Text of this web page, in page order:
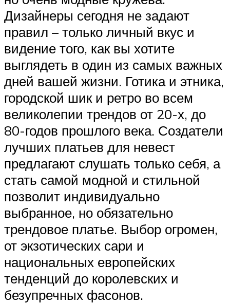
Дизайнеры сегодня не задают
правил – только личный вкус и
видение того, как вы хотите
выглядеть в один из самых важных
дней вашей жизни. Готика и этника,
городской шик и ретро во всем
великолепии трендов от 20-х, до
80-годов прошлого века. Создатели
лучших платьев для невест
предлагают слушать только себя, а
стать самой модной и стильной
позволит индивидуально
выбранное, но обязательно
трендовое платье. Выбор огромен,
от экзотических сари и
национальных европейских
тенденций до королевских и
безупречных фасонов.